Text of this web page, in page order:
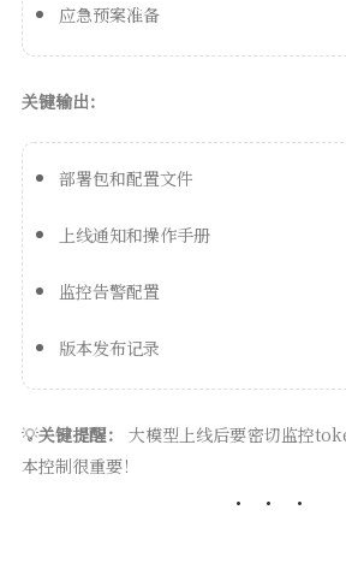
应急预案准备
关键输出：
部署包和配置文件
上线通知和操作手册
监控告警配置
版本发布记录
💡关键提醒：
大模型上线后要密切监控
本控制很重要！